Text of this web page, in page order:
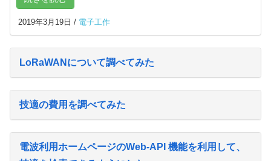
2019年3月19日 / 電子工作
LoRaWANについて調べてみた
技適の費用を調べてみた
電波利用ホームページのWeb-API 機能を利用して、